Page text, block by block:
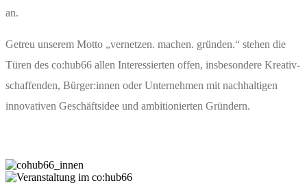
an.
Getreu unserem Motto „vernetzen. machen. gründen.“ stehen die
Türen des co:hub66 allen Interessierten offen, insbesondere Kreativ-
schaffenden, Bürger:innen oder Unternehmen mit nachhaltigen
innovativen Geschäftsidee und ambitionierten Gründern.